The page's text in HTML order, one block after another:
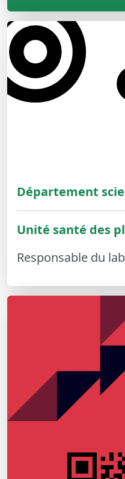
Département
Unité santé des
Responsable du